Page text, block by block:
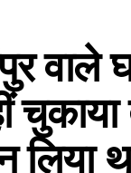
वाले
लिया